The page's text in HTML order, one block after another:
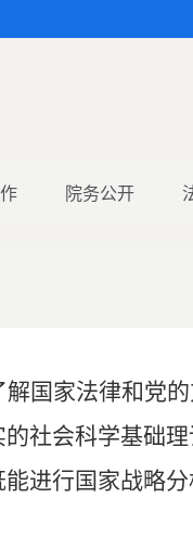
院务公开
国家法律和党
社会科学基础
进行国家战略